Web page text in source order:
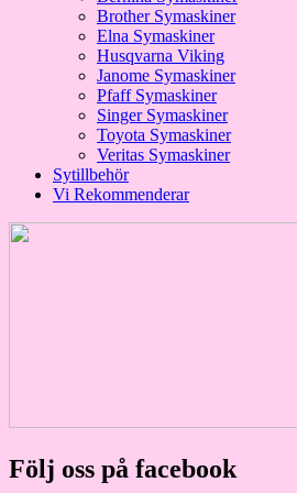
Brother Symaskiner
Elna Symaskiner
Husqvarna Viking
Janome Symaskiner
Pfaff Symaskiner
Singer Symaskiner
Toyota Symaskiner
Veritas Symaskiner
Sytillbehör
Vi Rekommenderar
Följ oss på facebook